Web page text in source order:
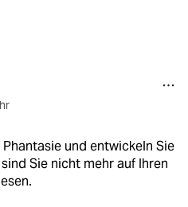
und entwickeln Sie
Sie nicht mehr auf Ihren